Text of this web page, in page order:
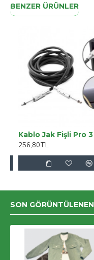
BENZER ÜRÜNLER
256,80TL
SON GÖRÜNTÜLENEN